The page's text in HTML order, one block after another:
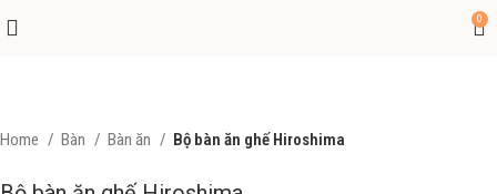
0
Home Bàn Bàn ăn Bộ bàn ăn ghế Hiroshima